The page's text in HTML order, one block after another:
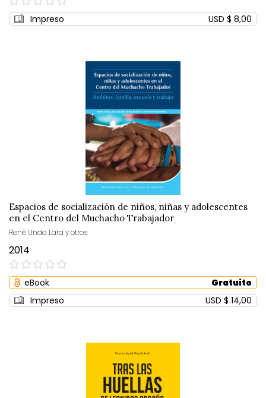
0%
Impreso USD $ 8,00
Espacios de socialización de niños, niñas y adolescentes
en el Centro del Muchacho Trabajador
René Unda Lara y otros
2014
0%
eBook
Gratuito
Impreso
USD $ 14,00